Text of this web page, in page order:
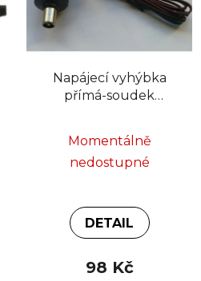
Napájecí vyhýbka
přímá-soudek
Momentálně
nedostupné
DETAIL
98 Kč